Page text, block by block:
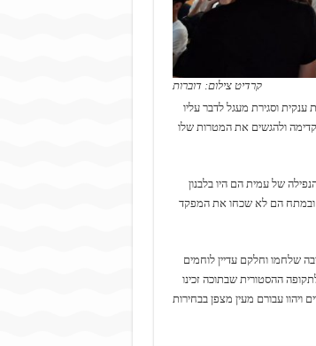
קרדיט צילום: דוברות
וסגירת מעגל לדבר עליו
קדימה ולהגשים את המטרות שלו
של עמית הם היו בלבנון
ובמתח הם לא שכחו את המפקד
שלחמו וחלקם עדיין לוחמים
ההסטורית שבתוכה זכינו
ויהוו עבורם מעין מצפן בבחירות